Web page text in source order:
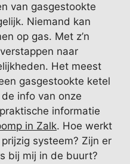
van gasgestookte
Niemand kan
op gas. Met z’n
naar
Het meest
gasgestookte ketel
info van onze
informatie
in Zalk. Hoe werkt
systeem? Zijn er
bij mij in de buurt?